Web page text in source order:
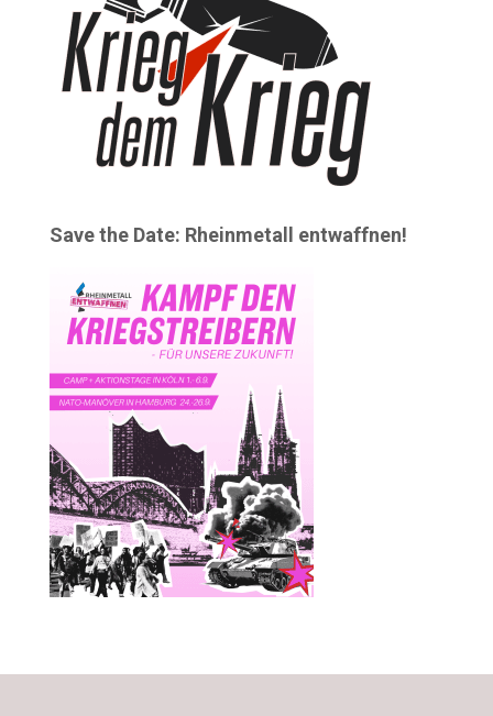
Save the Date: Rheinmetall entwaffnen!